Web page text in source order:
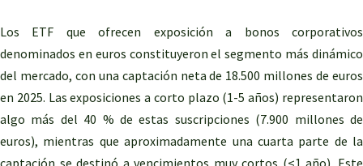
Los ETF que ofrecen exposición a bonos corporativos
denominados en euros constituyeron el segmento más dinámico
del mercado, con una captación neta de 18.500 millones de euros
en 2025. Las exposiciones a corto plazo (1-5 años) representaron
algo más del 40 % de estas suscripciones (7.900 millones de
euros), mientras que aproximadamente una cuarta parte de la